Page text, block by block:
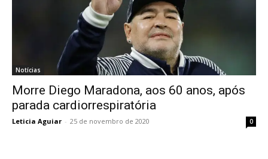
Notícias
Morre Diego Maradona, aos 60 anos, após
parada cardiorrespiratória
Leticia Aguiar - 25 de novembro de 2020 0